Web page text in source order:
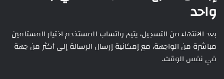
واحد
بعد الانتهاء من التسجيل، يتيح واتساب للمستخدم اختيار المستلمين
مباشرة من الواجهة، مع إمكانية إرسال الرسالة إلى أكثر من جهة
في نفس الوقت.